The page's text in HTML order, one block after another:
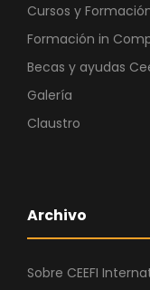
Cursos y
Formación in
Becas y ayudas
Galería
Claustro
Archivo
Sobre CEEFI